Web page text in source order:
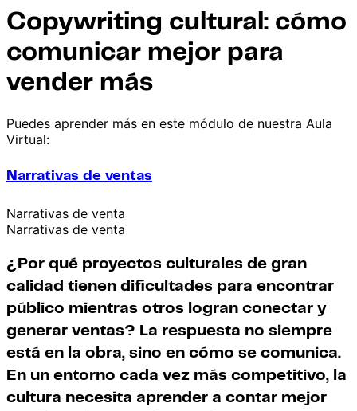
Copywriting cultural: cómo
comunicar mejor para
vender más
Puedes aprender más en este módulo de nuestra Aula
Virtual:
Narrativas de ventas
Narrativas de venta
Narrativas de venta
¿Por qué proyectos culturales de gran
calidad tienen dificultades para encontrar
público mientras otros logran conectar y
generar ventas? La respuesta no siempre
está en la obra, sino en cómo se comunica.
En un entorno cada vez más competitivo, la
cultura necesita aprender a contar mejor